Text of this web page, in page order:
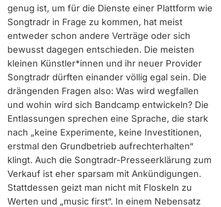
genug ist, um für die Dienste einer Plattform wie
Songtradr in Frage zu kommen, hat meist
entweder schon andere Verträge oder sich
bewusst dagegen entschieden. Die meisten
kleinen Künstler*innen und ihr neuer Provider
Songtradr dürften einander völlig egal sein. Die
drängenden Fragen also: Was wird wegfallen
und wohin wird sich Bandcamp entwickeln? Die
Entlassungen sprechen eine Sprache, die stark
nach „keine Experimente, keine Investitionen,
erstmal den Grundbetrieb aufrechterhalten“
klingt. Auch die Songtradr-Presseerklärung zum
Verkauf ist eher sparsam mit Ankündigungen.
Stattdessen geizt man nicht mit Floskeln zu
Werten und „music first“. In einem Nebensatz